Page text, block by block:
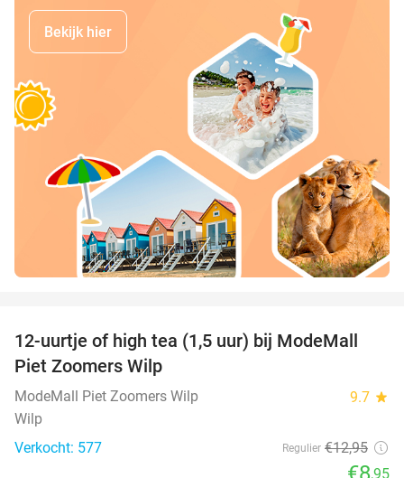
Bekijk hier
31%
12-uurtje of high tea (1,5 uur) bij ModeMall
Piet Zoomers Wilp
ModeMall Piet Zoomers Wilp 9.7 star
Wilp
Verkocht: 577
Regulier €12,95
,95